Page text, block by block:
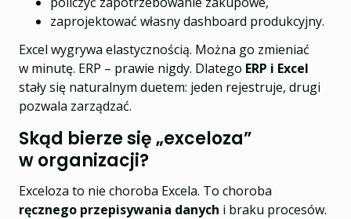
zaprojektować własny dashboard produkcyjny.
Excel wygrywa elastycznością. Można go zmieniać
w minutę. ERP – prawie nigdy. Dlatego ERP i Excel
stały się naturalnym duetem: jeden rejestruje, drugi
pozwala zarządzać.
Skąd bierze się „exceloza”
w organizacji?
Exceloza to nie choroba Excela. To choroba
ręcznego przepisywania danych i braku procesów.